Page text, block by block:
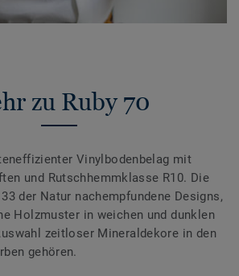
zu Ruby 70
Vinylbodenbelag mit
und Rutschhemmklasse R10. Die
der Natur nachempfundene Designs,
Holzmuster in weichen und dunklen
zeitloser Mineraldekore in den
gehören.